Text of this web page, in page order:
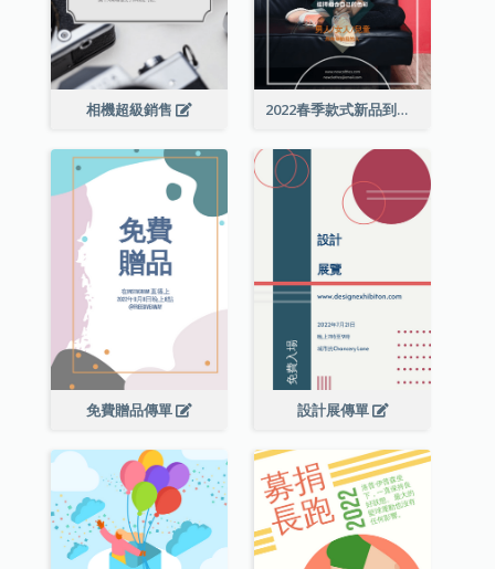
相機超級銷售 2022春季款式新品到店宣傳單張
免費贈品傳單 設計展傳單